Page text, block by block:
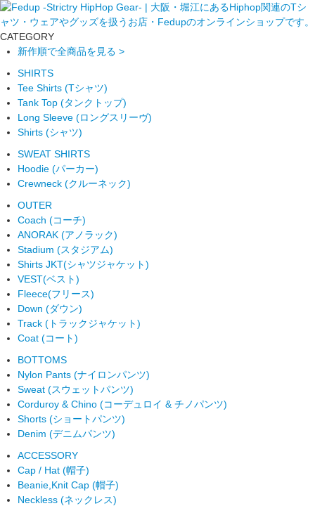
CATEGORY
新作順で全商品を見る >
SHIRTS
Tee Shirts (Tシャツ)
Tank Top (タンクトップ)
Long Sleeve (ロングスリーヴ)
Shirts (シャツ)
SWEAT SHIRTS
Hoodie (パーカー)
Crewneck (クルーネック)
OUTER
Coach (コーチ)
ANORAK (アノラック)
Stadium (スタジアム)
Shirts JKT(シャツジャケット)
VEST(ベスト)
Fleece(フリース)
Down (ダウン)
Track (トラックジャケット)
Coat (コート)
BOTTOMS
Nylon Pants (ナイロンパンツ)
Sweat (スウェットパンツ)
Corduroy & Chino (コーデュロイ & チノパンツ)
Shorts (ショートパンツ)
Denim (デニムパンツ)
ACCESSORY
Cap / Hat (帽子)
Beanie,Knit Cap (帽子)
Neckless (ネックレス)